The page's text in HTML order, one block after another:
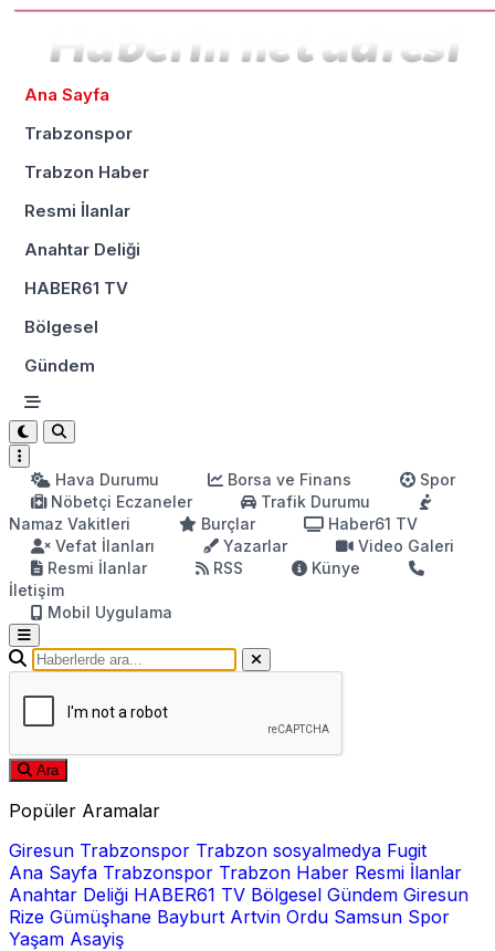
Ana Sayfa
Trabzonspor
Trabzon Haber
Resmi İlanlar
Anahtar Deliği
HABER61 TV
Bölgesel
Gündem
Hava Durumu Borsa ve Finans
Spor
Nöbetçi Eczaneler
Trafik Durumu
Namaz Vakitleri
Burçlar
Haber61 TV
Vefat İlanları
Yazarlar
Video Galeri
Resmi İlanlar
RSS
Künye
İletişim
Mobil Uygulama
Ara
Popüler Aramalar
Giresun Trabzonspor Trabzon sosyalmedya Fugit
Ana Sayfa Trabzonspor Trabzon Haber Resmi İlanlar
Anahtar Deliği HABER61 TV Bölgesel Gündem Giresun
Rize Gümüşhane Bayburt Artvin Ordu Samsun Spor
Yaşam Asayiş